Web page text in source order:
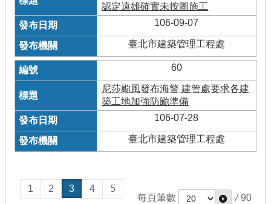
認定遠雄確實未按圖施工
106-09-07
臺北市建築管理工程處
60
尼莎颱風發布海警 建管處要求各建
築工地加強防颱準備
106-07-28
臺北市建築管理工程處
1 2 3 4
5
每頁筆數
/ 90